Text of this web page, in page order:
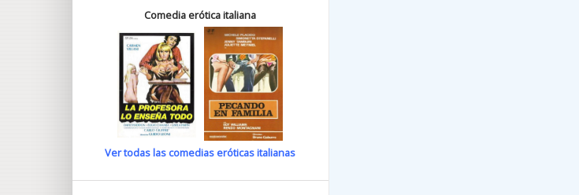
Comedia erótica italiana
Ver todas las comedias eróticas italianas